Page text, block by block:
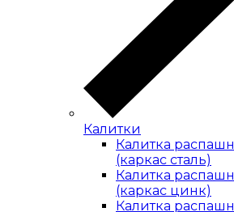
Калитки
Калитка
(каркас сталь)
Калитка
(каркас цинк)
Калитка